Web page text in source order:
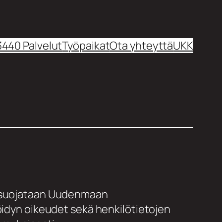
PalvelutTyöpaikatOta yhteyttäUKK
Uudenmaan
oikeudet sekä henkilötietojen